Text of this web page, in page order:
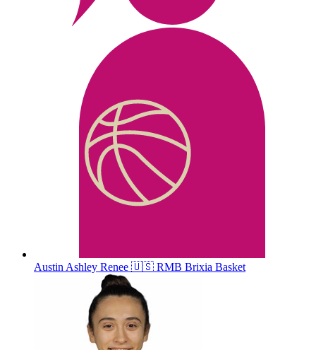
AustinAshley Renee 🇺🇸 RMB Brixia Basket